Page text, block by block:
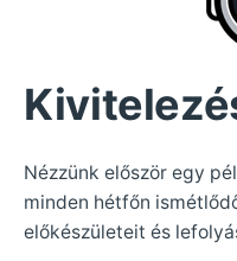
Nézzünk először egy
minden hétfőn
előkészületeit és